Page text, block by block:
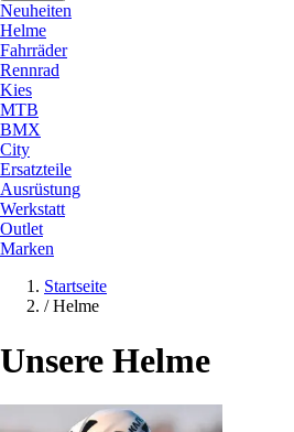
Neuheiten
Helme
Fahrräder
Rennrad
Kies
MTB
BMX
City
Ersatzteile
Ausrüstung
Werkstatt
Outlet
Marken
Startseite
/ Helme
Unsere Helme